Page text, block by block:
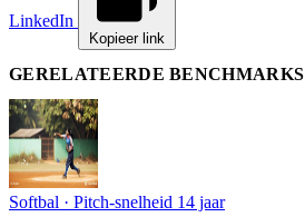
LinkedIn
Kopieer link
GERELATEERDE BENCHMARKS
Softbal · Pitch-snelheid 14 jaar